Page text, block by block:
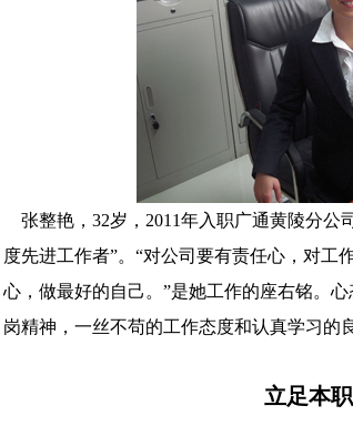
张整艳，32岁，2011年入职广通黄陵分公
度先进工作者”。“对公司要有责任心，对工
心，做最好的自己。”是她工作的座右铭。
岗精神，一丝不苟的工作态度和认真学习的
立足本